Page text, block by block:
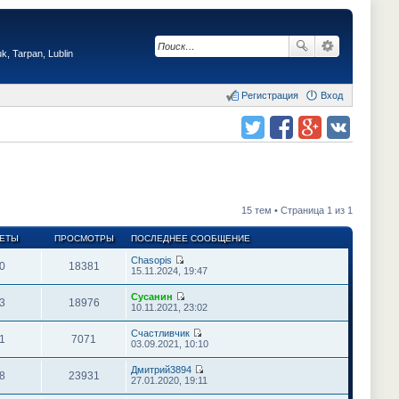
Tarpan, Lublin
Вход
Регистрация
15 тем • Страница 1 из 1
ПРОСМОТРЫ ПОСЛЕДНЕЕ СООБЩЕНИЕ
18381
Chasopis
П
й
т
и
к
о
с
л
е
15.11.2024, 19:47
18976
Сусанин
П
е
й
т
и
к
10.11.2021, 23:02
7071
Счастливчик
П
е
й
т
03.09.2021, 10:10
23931
Дмитрий3894
П
27.01.2020, 19:11